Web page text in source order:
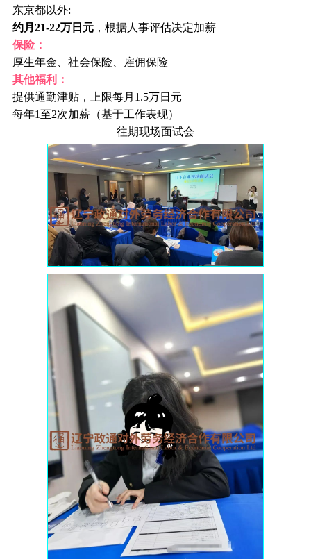
东京都以外:
约月21-22万日元 ，根据人事评估决定加薪
保险：
厚生年金、社会保险、雇佣保险
其他福利：
提供通勤津贴，上限每月1.5万日元
每年1至2次加薪（基于工作表现）
往期现场面试会